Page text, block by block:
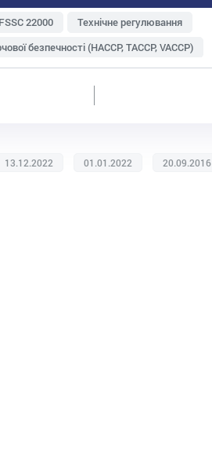
FSSC 22000
Технічне регулювання
безпечності (НАССР, TACCP, VACCP)
Метрологія
13.12.2022 01.01.2022 20.09.2016